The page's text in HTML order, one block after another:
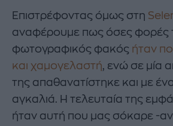
Επιστρέφοντας όμως στη
αναφέρουμε πως όσες φορές
φωτογραφικός φακός ήταν
και χαμογελαστή, ενώ σε μία
της απαθανατίστηκε και με
αγκαλιά. Η τελευταία της
ήταν αυτή που μας σόκαρε -